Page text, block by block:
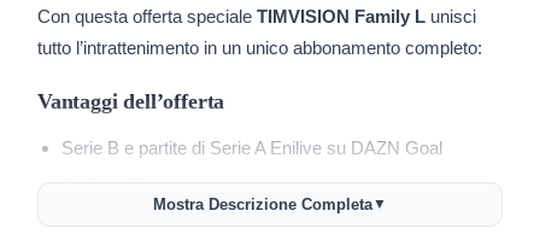
Con questa offerta speciale TIMVISION Family L unisci
tutto l’intrattenimento in un unico abbonamento completo:
Vantaggi dell’offerta
Serie B e partite di Serie A Enilive su DAZN Goal
Netflix e Disney+ standard con pubblicità
TIMVISION inclusa
Mostra Descrizione Completa▼